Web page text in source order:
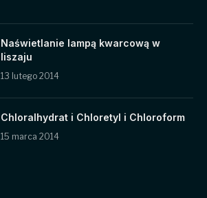
Naświetlanie lampą kwarcową w
liszaju
13 lutego 2014
Chloralhydrat i Chloretyl i Chloroform
15 marca 2014